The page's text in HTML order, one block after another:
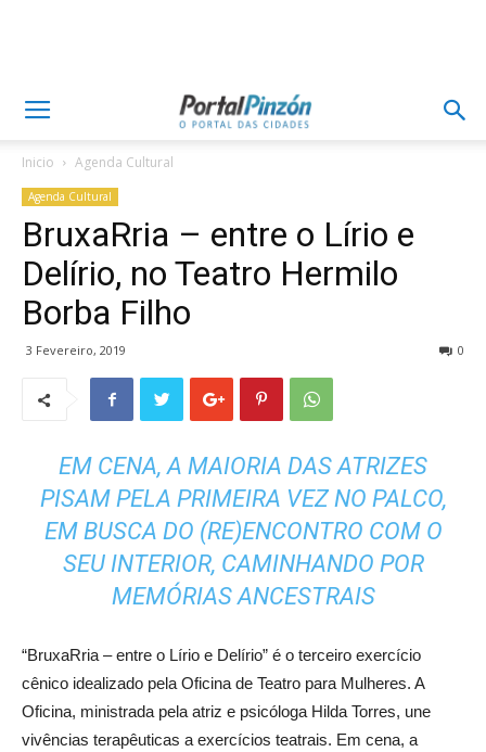
Inicio Agenda Cultural
Agenda Cultural
BruxaRria – entre o Lírio e
Delírio, no Teatro Hermilo
Borba Filho
3 Fevereiro, 2019 0
EM CENA, A MAIORIA DAS ATRIZES
PISAM PELA PRIMEIRA VEZ NO PALCO,
EM BUSCA DO (RE)ENCONTRO COM O
SEU INTERIOR, CAMINHANDO POR
MEMÓRIAS ANCESTRAIS
“BruxaRria – entre o Lírio e Delírio” é o terceiro exercício
cênico idealizado pela Oficina de Teatro para Mulheres. A
Oficina, ministrada pela atriz e psicóloga Hilda Torres, une
vivências terapêuticas a exercícios teatrais. Em cena, a